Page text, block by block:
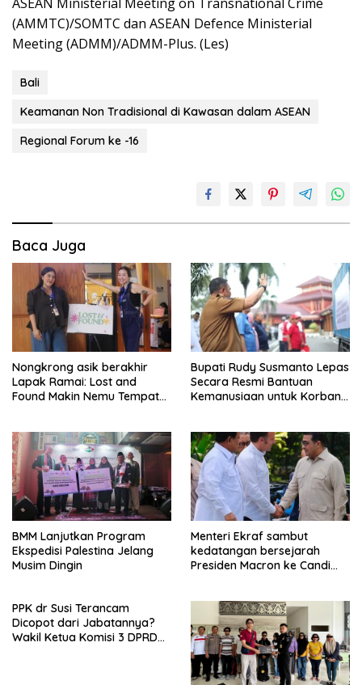
(AMMTC)/SOMTC dan ASEAN Defence Ministerial
Meeting (ADMM)/ADMM-Plus. (Les)
Bali
Keamanan Non Tradisional di Kawasan dalam ASEAN
Regional Forum ke -16
Baca Juga
Nongkrong asik berakhir
Lapak Ramai: Lost and
Found Makin Nemu Tempat
Bupati Rudy Susmanto Lepas
Secara Resmi Bantuan
Kemanusiaan untuk Korban
BMM Lanjutkan Program
Ekspedisi Palestina Jelang
Musim Dingin
Menteri Ekraf sambut
kedatangan bersejarah
Presiden Macron ke Candi
PPK dr Susi Terancam
Dicopot dari Jabatannya?
Wakil Ketua Komisi 3 DPRD